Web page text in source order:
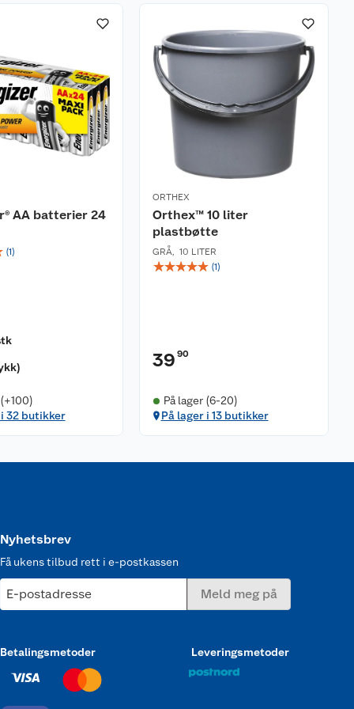
AA batterier 24
(1)
)
32 butikker
ORTHEX
Orthex™ 10 liter
plastbøtte
GRÅ, 10 LITER
☆☆☆☆☆ (1)
39 90
På lager (6-20)
På lager i 13 butikker
Nyhetsbrev
Få ukens tilbud rett i e-postkassen
E-postadresse Meld meg på
Betalingsmetoder Leveringsmetoder